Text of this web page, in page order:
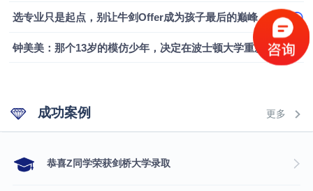
选专业只是起点，别让牛剑Offer成为孩子最后的巅峰
钟美美：那个13岁的模仿少年，决定在波士顿大学重新定义自己
成功案例 更多
​恭喜Z同学荣获剑桥大学录取